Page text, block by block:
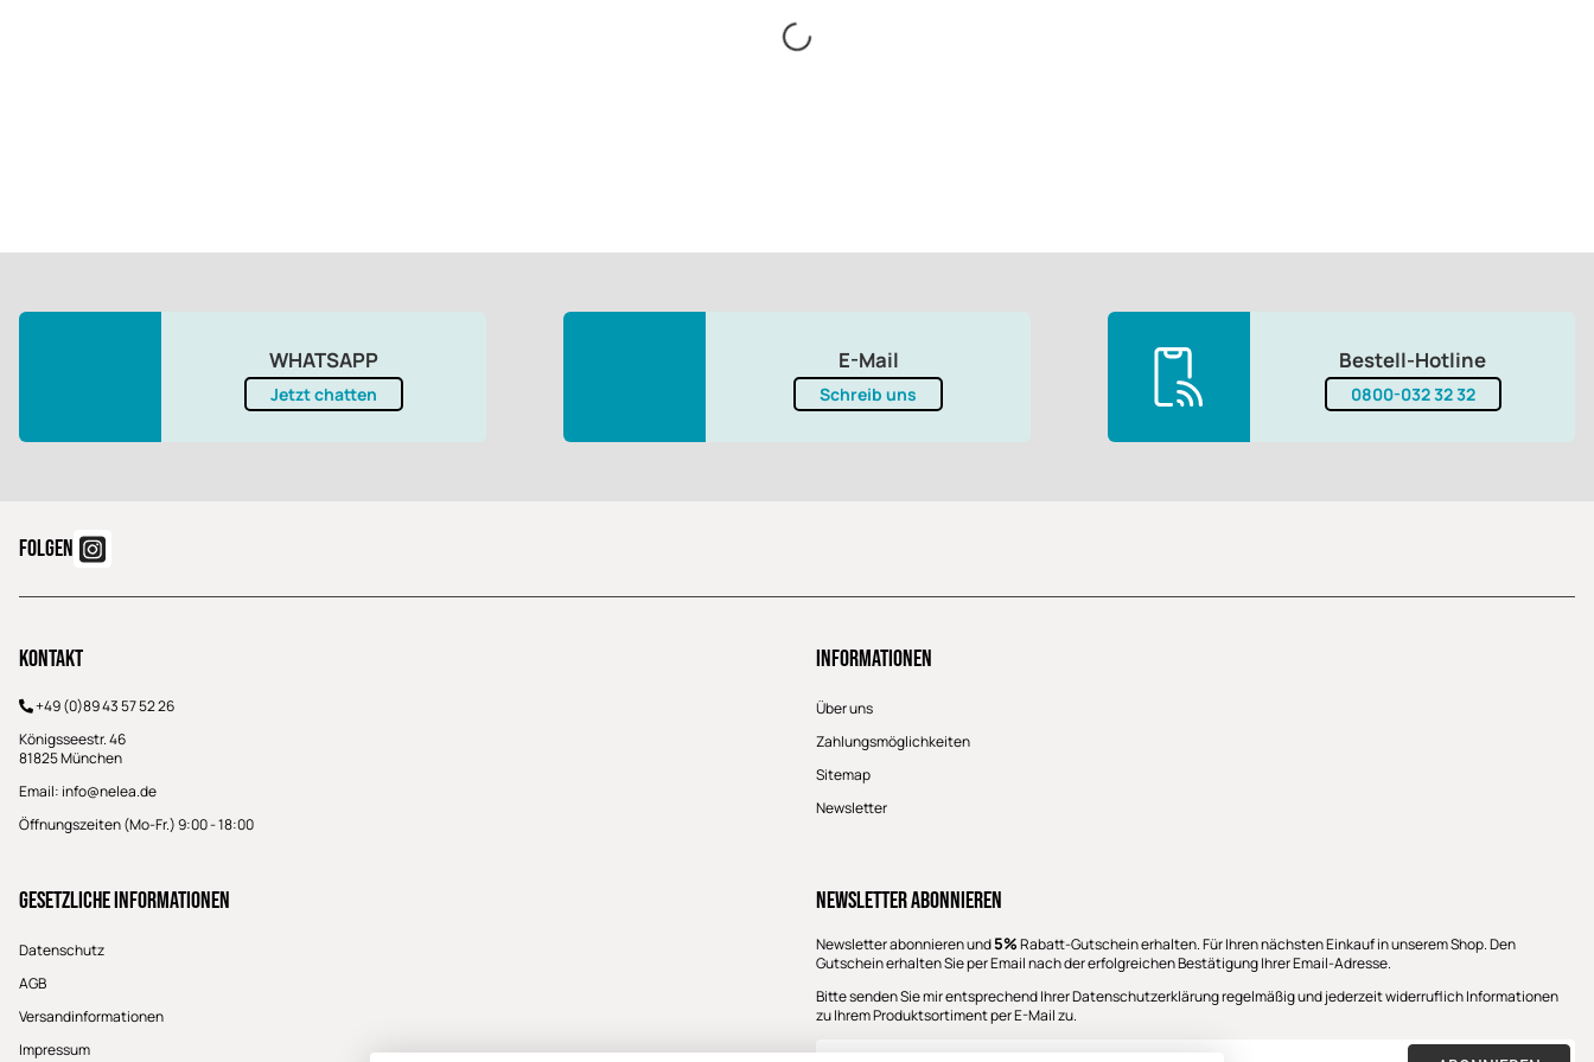
WHATSAPP
Jetzt chatten
E-Mail
Schreib uns
Bestell-Hotline
0800-032 32 32
FOLGEN
Kontakt
+49 (0)89 43 57 52 26
Königsseestr. 46
81825 München
Email: info@nelea.de
Öffnungszeiten (Mo-Fr.) 9:00 - 18:00
Informationen
Über uns
Zahlungsmöglichkeiten
Sitemap
Newsletter
Gesetzliche Informationen
Datenschutz
AGB
Versandinformationen
Impressum
Newsletter Abonnieren
Newsletter abonnieren und5%Rabatt-Gutschein erhalten. Für Ihren nächsten Einkauf in unserem Shop. Den
Gutschein erhalten Sie per Email nach der erfolgreichen Bestätigung Ihrer Email-Adresse.
Bitte senden Sie mir entsprechend IhrerDatenschutzerklärungregelmäßig und jederzeit widerruflich Informationen
zu Ihrem Produktsortiment per E-Mail zu.
E-Mail-Adresse